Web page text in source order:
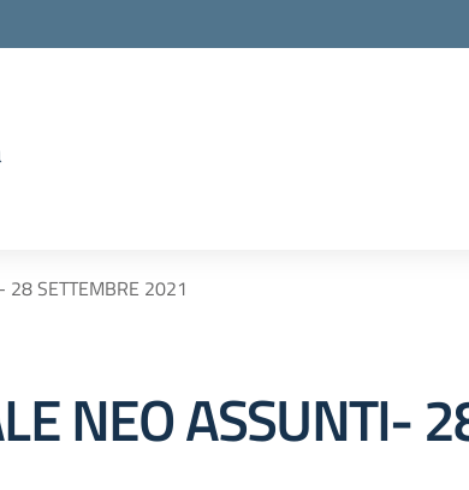
28 SETTEMBRE 2021
NEO ASSUNTI-